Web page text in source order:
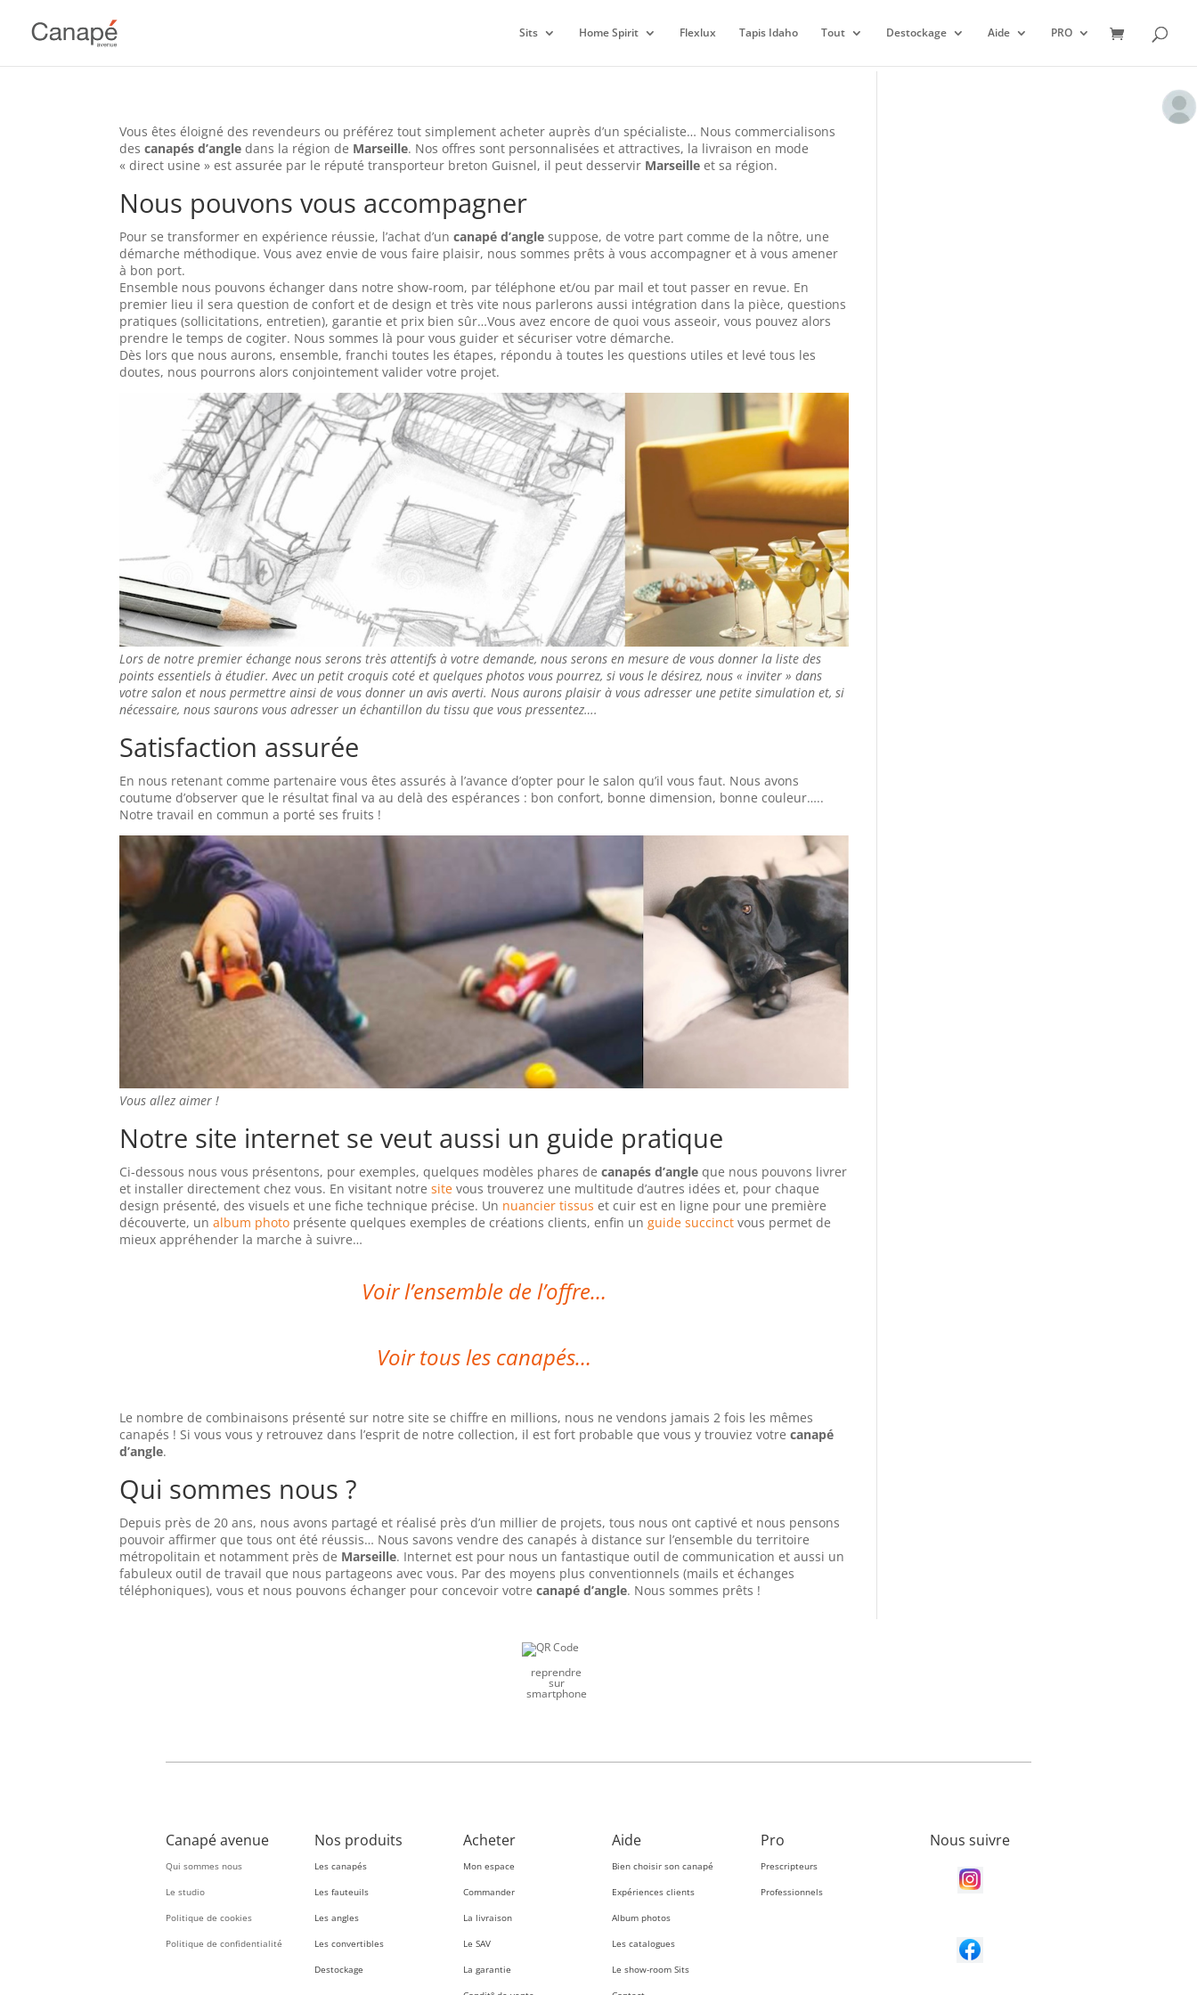
Sits Home Spirit Flexlux Tapis Idaho Tout Destockage Aide PRO
Vous êtes éloigné des revendeurs ou préférez tout simplement acheter auprès d’un spécialiste… Nous commercialisons
descanapés d’angle dans la région de Marseille. Nos offres sont personnalisées et attractives, la livraison en mode
« direct usine » est assurée par le réputé transporteur breton Guisnel, il peut desservir Marseille et sa région.
Nous pouvons vous accompagner
Pour se transformer en expérience réussie, l’achat d’uncanapé d’angle suppose, de votre part comme de la nôtre, une
démarche méthodique. Vous avez envie de vous faire plaisir, nous sommes prêts à vous accompagner et à vous amener
à bon port.
Ensemble nous pouvons échanger dans notre show-room, par téléphone et/ou par mail et tout passer en revue. En
premier lieu il sera question de confort et de design et très vite nous parlerons aussi intégration dans la pièce, questions
pratiques (sollicitations, entretien), garantie et prix bien sûr…Vous avez encore de quoi vous asseoir, vous pouvez alors
prendre le temps de cogiter. Nous sommes là pour vous guider et sécuriser votre démarche.
Dès lors que nous aurons, ensemble, franchi toutes les étapes, répondu à toutes les questions utiles et levé tous les
doutes, nous pourrons alors conjointement valider votre projet.
Lors de notre premier échange nous serons très attentifs à votre demande, nous serons en mesure de vous donner la liste des
points essentiels à étudier. Avec un petit croquis coté et quelques photos vous pourrez, si vous le désirez, nous « inviter » dans
votre salon et nous permettre ainsi de vous donner un avis averti. Nous aurons plaisir à vous adresser une petite simulation et, si
nécessaire, nous saurons vous adresser un échantillon du tissu que vous pressentez….
Satisfaction assurée
En nous retenant comme partenaire vous êtes assurés à l’avance d’opter pour le salon qu’il vous faut. Nous avons
coutume d’observer que le résultat final va au delà des espérances : bon confort, bonne dimension, bonne couleur…..
Notre travail en commun a porté ses fruits !
Vous allez aimer !
Notre site internet se veut aussi un guide pratique
Ci-dessous nous vous présentons, pour exemples, quelques modèles phares decanapés d’angle que nous pouvons livrer
et installer directement chez vous. En visitant notresite vous trouverez une multitude d’autres idées et, pour chaque
design présenté, des visuels et une fiche technique précise. Un nuancier tissus et cuir est en ligne pour une première
découverte, unalbum photo présente quelques exemples de créations clients, enfin unguide succinct vous permet de
mieux appréhender la marche à suivre…
Voir l’ensemble de l’offre…
Voir tous les canapés…
Le nombre de combinaisons présenté sur notre site se chiffre en millions, nous ne vendons jamais 2 fois les mêmes
canapés ! Si vous vous y retrouvez dans l’esprit de notre collection, il est fort probable que vous y trouviez votrecanapé
d’angle.
Qui sommes nous ?
Depuis près de 20 ans, nous avons partagé et réalisé près d’un millier de projets, tous nous ont captivé et nous pensons
pouvoir affirmer que tous ont été réussis… Nous savons vendre des canapés à distance sur l’ensemble du territoire
métropolitain et notamment près de Marseille. Internet est pour nous un fantastique outil de communication et aussi un
fabuleux outil de travail que nous partageons avec vous. Par des moyens plus conventionnels (mails et échanges
téléphoniques), vous et nous pouvons échanger pour concevoir votrecanapé d’angle. Nous sommes prêts !
reprendre
sur
smartphone
Canapé avenue
Qui sommes nous
Le studio
Politique de cookies
Politique de confidentialité
Nos produits
Les canapés
Les fauteuils
Les angles
Les convertibles
Destockage
Acheter
Mon espace
Commander
La livraison
Le SAV
La garantie
Aide
Bien choisir son canapé
Expériences clients
Album photos
Les catalogues
Le show-room Sits
Pro
Prescripteurs
Professionnels
Nous suivre